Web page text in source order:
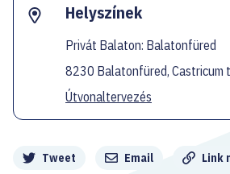
Tweet Email Link
Helyszínek
Privát Balaton: Balatonfüred
8230 Balatonfüred, Castricum
Útvonaltervezés